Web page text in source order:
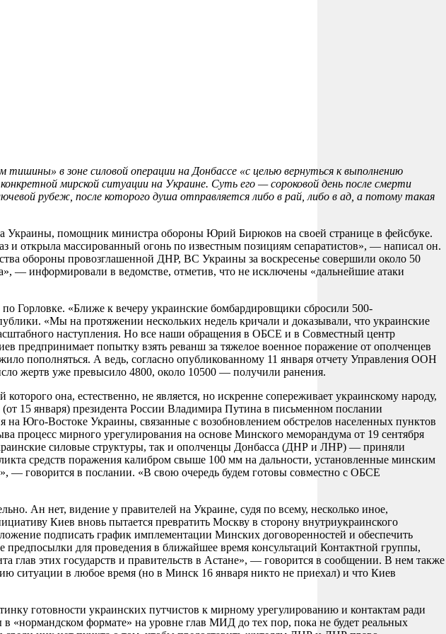
тишины» в зоне силовой операции на Донбассе «с целью вернуться к выполнению
мирской ситуации на Украине. Суть его — сороковой день после смерти
рубеж, после которого душа отправляется либо в рай, либо в ад, а потому такая
Украины, помощник министра обороны Юрий Бирюков на своей странице в фейсбуке.
и открыла массированный огонь по известным позициям сепаратистов», — написал он.
обороны провозглашенной ДНР, ВС Украины за воскресенье совершили около 50
— информировали в ведомстве, отметив, что не исключены «дальнейшие атаки
Горловке. «Ближе к вечеру украинские бомбардировщики сбросили 500-
«Мы на протяжении нескольких недель кричали и доказывали, что украинские
наступления. Но все наши обращения в ОБСЕ и в Совместный центр
попытку взять реванш за тяжелое военное поражение от ополченцев
пополняться. А ведь, согласно опубликованному 11 января отчету Управления ООН
жертв уже превысило 4800, около 10500 — получили ранения.
она, естественно, не является, но искренне сопереживает украинскому народу,
15 января) президента России Владимира Путина в письменном послании
Юго-Востоке Украины, связанные с возобновлением обстрелов населенных пунктов
процесс мирного урегулирования на основе Минского меморандума от 19 сентября
силовые структуры, так и ополченцы Донбасса (ДНР и ЛНР) — приняли
средств поражения калибром свыше 100 мм на дальности, установленные минским
— говорится в послании. «В свою очередь будем готовы совместно с ОБСЕ
Ан нет, видение у правителей на Украине, судя по всему, несколько иное,
Киев вновь пытается превратить Москву в сторону внутриукраинского
подписать график имплементации Минских договоренностей и обеспечить
предпосылки для проведения в ближайшее время консультаций Контактной группы,
этих государств и правительств в Астане», — говорится в сообщении. В нем также
ситуации в любое время (но в Минск 16 января никто не приехал) и что Киев
готовности украинских путчистов к мирному урегулированию и контактам ради
«нормандском формате» на уровне глав МИД до тех пор, пока не будет реальных